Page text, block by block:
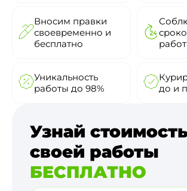
Вносим правки
своевременно и
бесплатно
Уникальность
работы до 98%
до и
Узнай
своей работы
БЕСПЛАТНО